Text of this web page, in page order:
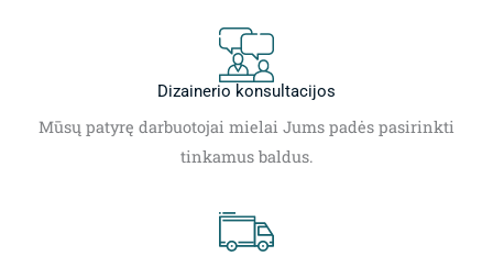
Dizainerio konsultacijos
Mūsų patyrę darbuotojai mielai Jums padės pasirinkti
tinkamus baldus.